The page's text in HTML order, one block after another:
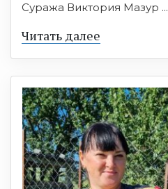
Суража Виктория Мазур ...
Читать далее